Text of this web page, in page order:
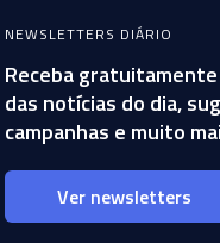
NEWSLETTERS DIÁRIO
Receba
das notícias do dia,
campanhas e muito
Ver newsletters